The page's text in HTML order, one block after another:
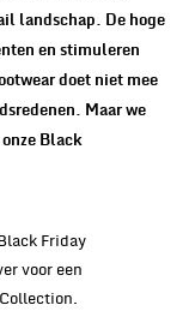
landschap. De hoge
en stimuleren
doet niet mee
Maar we
Black
Friday
voor een